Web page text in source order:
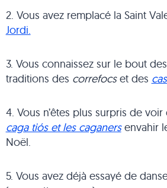
2. Vous avez remplacé la Saint
Jordi.
3. Vous connaissez sur le bout
traditions des correfocset des
4. Vous n’êtes plus surpris de
caga tiós et les caganersenvahir
Noël.
5. Vous avez déjà essayé de